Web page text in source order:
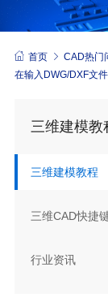
首页 CAD热门
在输入DWG/DXF文
三维建模教
三维建模教程
三维CAD快捷
行业资讯